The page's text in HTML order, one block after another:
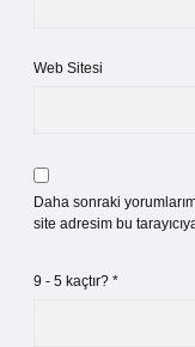
Web Sitesi
Daha sonraki
site adresim bu
9 - 5 kaçtır? *